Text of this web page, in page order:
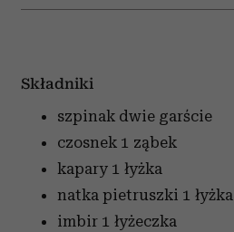
Składniki
szpinak dwie garście
czosnek 1 ząbek
kapary 1 łyżka
natka pietruszki 1 łyżka
imbir 1 łyżeczka